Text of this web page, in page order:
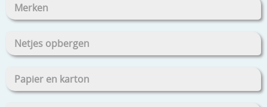
Merken
Netjes opbergen
Papier en karton